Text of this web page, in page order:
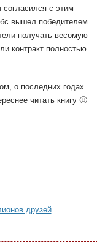
с этим
вышел победителем
получать весомую
контракт полностью
о последних годах
читать книгу 🙂
друзей